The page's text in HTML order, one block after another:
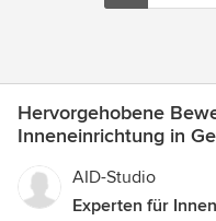
Hervorgehobene
Inneneinrichtung in
AID-Studio
Experten für